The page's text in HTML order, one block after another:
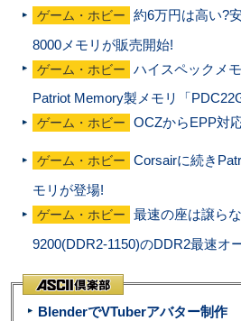
ゲーム・ホビー
約6万円は高い?
8000メモリが販売開始!
ゲーム・ホビー
ハイスペックメ
Patriot Memory製メモリ「
ゲーム・ホビー OCZからEPP対
ゲーム・ホビー
Corsairに続き
モリが登場!
ゲーム・ホビー
最速の座は譲ら
9200(DDR2-1150)のDDR2最速オ
BlenderでVTuberアバター制